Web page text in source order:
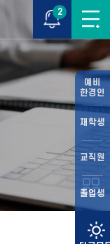
2
예비
한경인
재학생
교직원
졸업생